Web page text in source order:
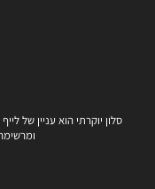
סלון יוקרתי הוא עניין של